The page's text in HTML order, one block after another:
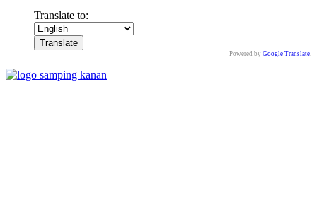
Translate to:
Powered by Google Translate